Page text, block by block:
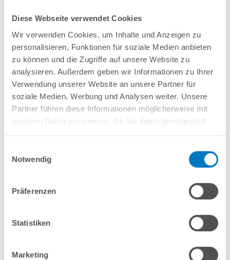
Diese Webseite verwendet Cookies
Wir verwenden Cookies, um Inhalte und Anzeigen zu
personalisieren, Funktionen für soziale Medien anbieten
zu können und die Zugriffe auf unsere Website zu
analysieren. Außerdem geben wir Informationen zu Ihrer
Verwendung unserer Website an unsere Partner für
soziale Medien, Werbung und Analysen weiter. Unsere
Partner führen diese Informationen möglicherweise mit
weiteren Daten zusammen, die Sie ihnen bereitgestellt
Notwendig
Präferenzen
Statistiken
Marketing
Aufblasbare WinterabdeckungMade in Germanyfür Ihren Rechteckpool
In vielen Größen verfügbar
Beidseitigaus extrem reißfester, mit PVC beschichteter Polyesterplane
mit einem Gewicht vonjeweils 580 g/m²
2 Ein- und Auslassventile (1 pro Seite) mit 1 Ventileinlassadapter zum
Anschluss an ein Gebläse
Am Rand eingearbeitete Ösen (Abstand ca. alle 60 cm)